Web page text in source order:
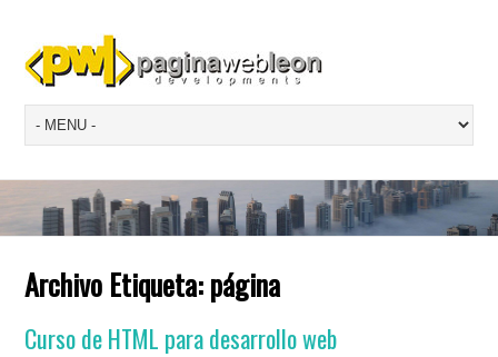
Archivo Etiqueta:página
Curso de HTML para desarrollo web